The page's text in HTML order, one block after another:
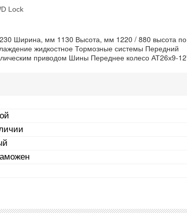
Lock
Ширина, мм 1130 Высота, мм 1220 / 880 высота по
жидкостное Тормозные системы Передний
приводом Шины Переднее колесо АТ26х9-